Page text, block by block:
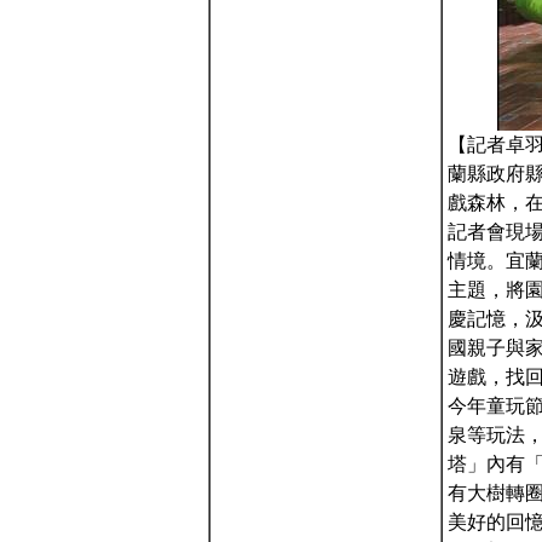
【記者卓
蘭縣政府
戲森林，
記者會現
情境。宜
主題，將
慶記憶，
國親子與
遊戲，找
今年童玩
泉等玩法
塔」內有
有大樹轉
美好的回